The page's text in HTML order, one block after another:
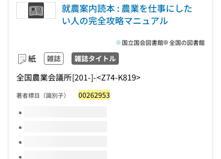
就農案内読本 : 農業を仕事にした
い人の完全攻略マニュアル
紙 雑誌 雑誌タイトル
全国農業会議所[201-]-<Z74-K819>
国立国会図書館 全国の図書館
著者標目（識別子） 00262953
このタイトルの巻号